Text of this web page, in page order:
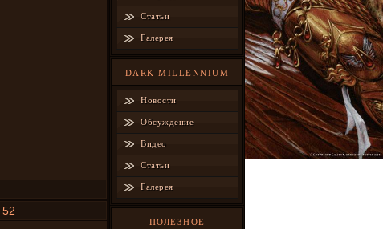
52
Статьи
Галерея
DARK MILLENNIUM
Новости
Обсуждение
Видео
Статьи
Галерея
ПОЛЕЗНОЕ